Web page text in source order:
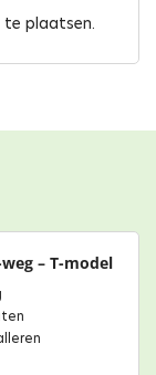
te plaatsen.
– T-model